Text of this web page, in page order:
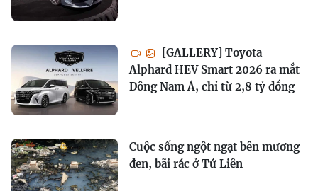
[GALLERY] Toyota
Alphard HEV Smart 2026 ra mắt
Đông Nam Á, chỉ từ 2,8 tỷ đồng
Cuộc sống ngột ngạt bên mương
đen, bãi rác ở Tứ Liên